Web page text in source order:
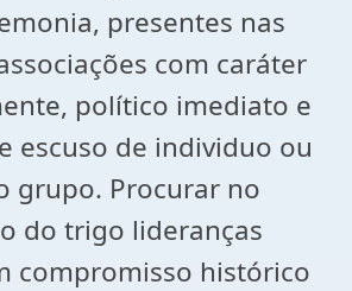
presentes nas
com caráter
político imediato e
escuso de individuo ou
grupo. Procurar no
do trigo lideranças
compromisso histórico